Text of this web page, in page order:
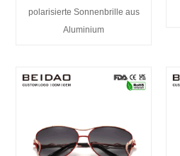
polarisierte Sonnenbrille aus
Aluminium